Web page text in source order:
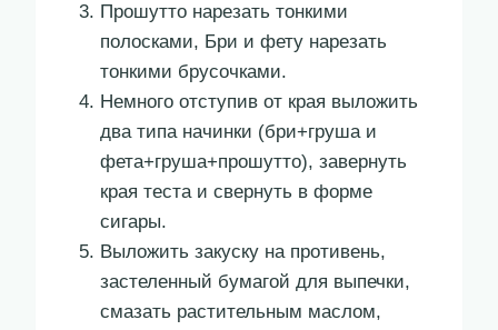
Прошутто нарезать тонкими
полосками, Бри и фету нарезать
тонкими брусочками.
Немного отступив от края выложить
два типа начинки (бри+груша и
фета+груша+прошутто), завернуть
края теста и свернуть в форме
сигары.
Выложить закуску на противень,
застеленный бумагой для выпечки,
смазать растительным маслом,